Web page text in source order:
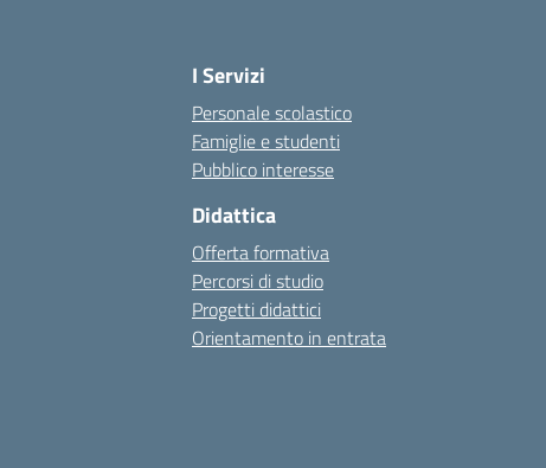
I Servizi
Personale scolastico
Famiglie e studenti
Pubblico interesse
Didattica
Offerta formativa
Percorsi di studio
Progetti didattici
Orientamento in entrata